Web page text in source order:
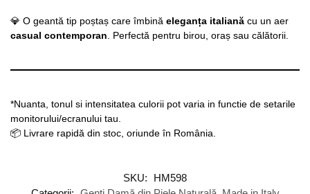
💎 O geantă tip poștaș care îmbină eleganța italiană cu un aer
casual contemporan . Perfectă pentru birou, oraș sau călătorii.
*Nuanta, tonul si intensitatea culorii pot varia in functie de setarile
monitorului/ecranului tau.
📦 Livrare rapidă din stoc, oriunde în România.
SKU:
HM598